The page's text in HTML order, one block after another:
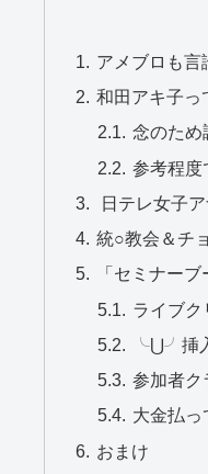
アメブロも言
和田アキ子っ
念のた
参考程度
日テレ女子
統○教会＆チ
「セミナー
ライブク
╰⋃╯挿
参加者ク
大金払
おまけ